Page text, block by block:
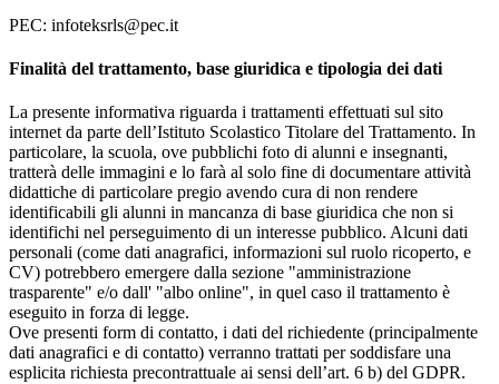
PEC: infoteksrls@pec.it
Finalità del trattamento, base giuridica e tipologia dei dati
La presente informativa riguarda i trattamenti effettuati sul sito
internet da parte dell’Istituto Scolastico Titolare del Trattamento. In
particolare, la scuola, ove pubblichi foto di alunni e insegnanti,
tratterà delle immagini e lo farà al solo fine di documentare attività
didattiche di particolare pregio avendo cura di non rendere
identificabili gli alunni in mancanza di base giuridica che non si
identifichi nel perseguimento di un interesse pubblico. Alcuni dati
personali (come dati anagrafici, informazioni sul ruolo ricoperto, e
CV) potrebbero emergere dalla sezione "amministrazione
trasparente" e/o dall' "albo online", in quel caso il trattamento è
eseguito in forza di legge.
Ove presenti form di contatto, i dati del richiedente (principalmente
dati anagrafici e di contatto) verranno trattati per soddisfare una
esplicita richiesta precontrattuale ai sensi dell’art. 6 b) del GDPR.